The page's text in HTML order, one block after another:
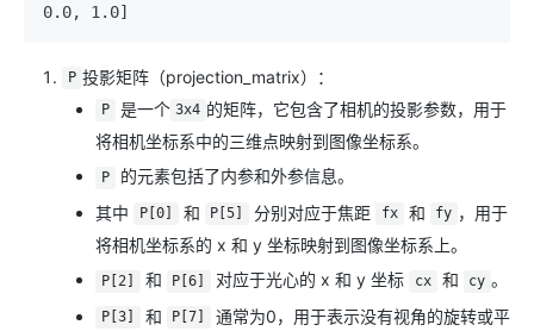
P 投影矩阵（projection_matrix）：
P 是一个 3x4 的矩阵，它包含了相机的投影参数，用于
将相机坐标系中的三维点映射到图像坐标系。
P
的元素包括了内参和外参信息。
其中
P[0] 和 P[5] 分别对应于焦距 fx 和 fy ，用于
将相机坐标系的 x 和 y 坐标映射到图像坐标系上。
P[2] 和 P[6] 对应于光心的 x 和 y 坐标 cx 和 cy 。
P[3] 和 P[7]
通常为0，用于表示没有视角的旋转或平